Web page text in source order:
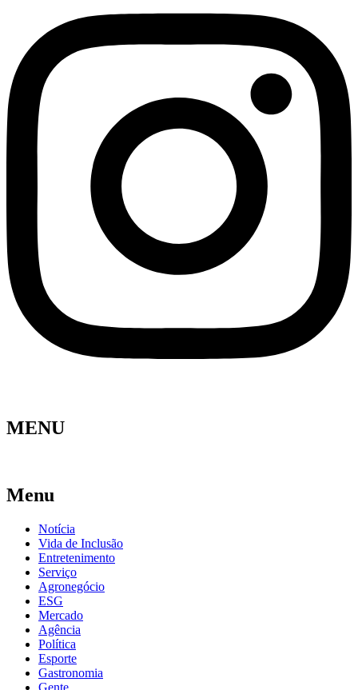
MENU
Menu
Notícia
Vida de Inclusão
Entretenimento
Serviço
Agronegócio
ESG
Mercado
Agência
Política
Esporte
Gastronomia